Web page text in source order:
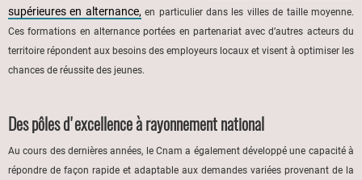
supérieures en alternance, en particulier dans les villes de taille moyenne.
Ces formations en alternance portées en partenariat avec d’autres acteurs du
territoire répondent aux besoins des employeurs locaux et visent à optimiser les
chances de réussite des jeunes.
Des pôles d'excellence à rayonnement national
Au cours des dernières années, le Cnam a également développé une capacité à
répondre de façon rapide et adaptable aux demandes variées provenant de la